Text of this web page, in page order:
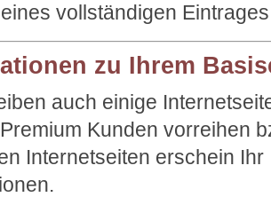
vollständigen
zu Ihrem
auch einige
Kunden vorreihen
Internetseiten erschein